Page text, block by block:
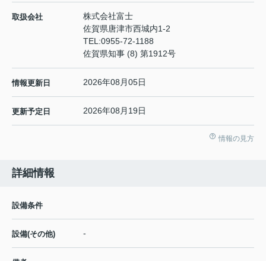
取扱会社
株式会社富士
佐賀県唐津市西城内1-2
TEL:0955-72-1188
佐賀県知事 (8) 第1912号
情報更新日 2026年08月05日
更新予定日 2026年08月19日
情報の見方
詳細情報
設備条件
設備(その他) -